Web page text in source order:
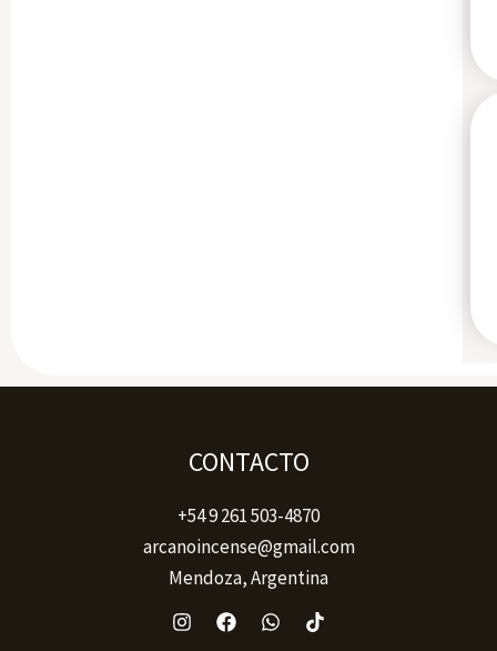
CONTACTO
+54 9 261 503-4870
arcanoincense@gmail.com
Mendoza, Argentina